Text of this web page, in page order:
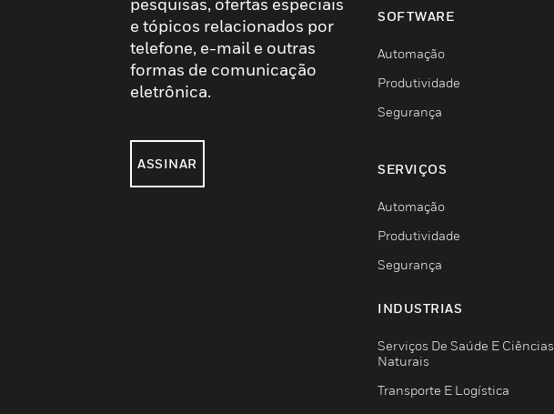
pesquisas, ofertas especiais
e tópicos relacionados por
telefone, e-mail e outras
formas de comunicação
eletrônica.
ASSINAR
SOFTWARE
Automação
Produtividade
Segurança
SERVIÇOS
Automação
Produtividade
Segurança
INDUSTRIAS
Serviços De Saúde E Ciências
Naturais
Transporte E Logística